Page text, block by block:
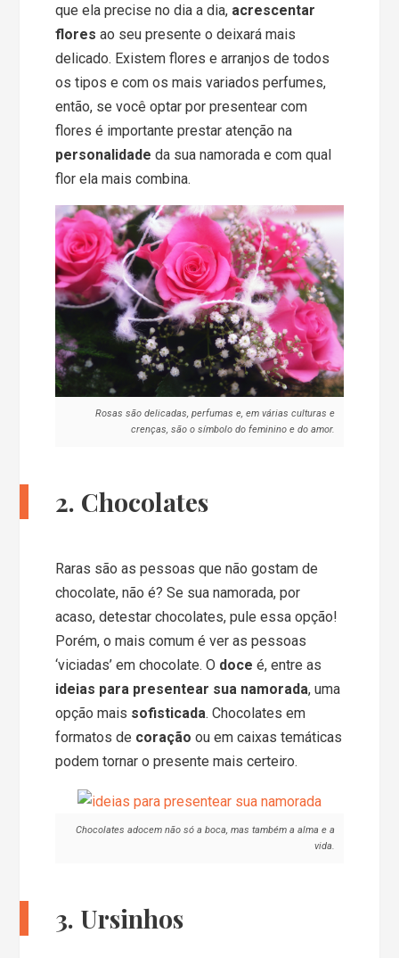
que ela precise no dia a dia, acrescentar
flores ao seu presente o deixará mais
delicado. Existem flores e arranjos de todos
os tipos e com os mais variados perfumes,
então, se você optar por presentear com
flores é importante prestar atenção na
personalidade da sua namorada e com qual
flor ela mais combina.
Rosas são delicadas, perfumas e, em várias culturas e
crenças, são o símbolo do feminino e do amor.
2. Chocolates
Raras são as pessoas que não gostam de
chocolate, não é? Se sua namorada, por
acaso, detestar chocolates, pule essa opção!
Porém, o mais comum é ver as pessoas
‘viciadas’ em chocolate. O doce é, entre as
ideias para presentear sua namorada, uma
opção mais sofisticada. Chocolates em
formatos de coração ou em caixas temáticas
podem tornar o presente mais certeiro.
Chocolates adocem não só a boca, mas também a alma e a
vida.
3. Ursinhos